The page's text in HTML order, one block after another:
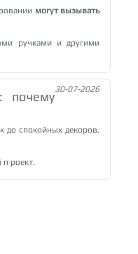
могут вызывать
ручками и другими
30-07-2026
почему
до спокойных декоров,
проект.